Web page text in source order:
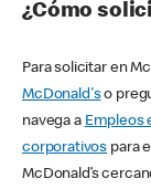
¿Cómo
Para solicitar en
McDonald'so
navega a Empleos
corporativos para
McDonald’s